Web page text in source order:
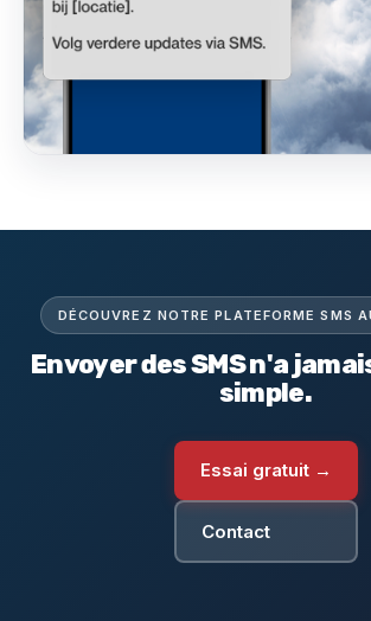
DÉCOUVREZ NOTRE PLATEFORME SMS
Envoyer des SMS n'a
simple.
Essai gratuit →
Contact